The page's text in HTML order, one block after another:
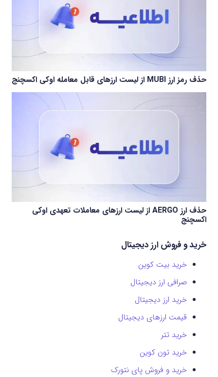
حذف رمز ارز MUBI از لیست ارزهای قابل معامله اوکی اکسچنج
حذف ارز AERGO از لیست ارزهای معاملات تعهدی اوکی
اکسچنج
خرید و فروش ارز دیجیتال
خرید بیت کوین
صرافی ارز دیجیتال
خرید ارز دیجیتال
قیمت ارزهای دیجیتال
خرید تتر
خرید تون کوین
خرید و فروش پای نتورک